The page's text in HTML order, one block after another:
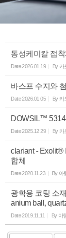
동성케미칼 접
Date2026.01.19 By 카
바스프 수지와
Date2026.01.05 By 카
DOWSIL™ 5314
Date2025.12.29 By 카
clariant - Exolit®
합체
Date2020.11.23 By 아
광학용 코팅 소
anium ball,
Date2019.11.11 By 아